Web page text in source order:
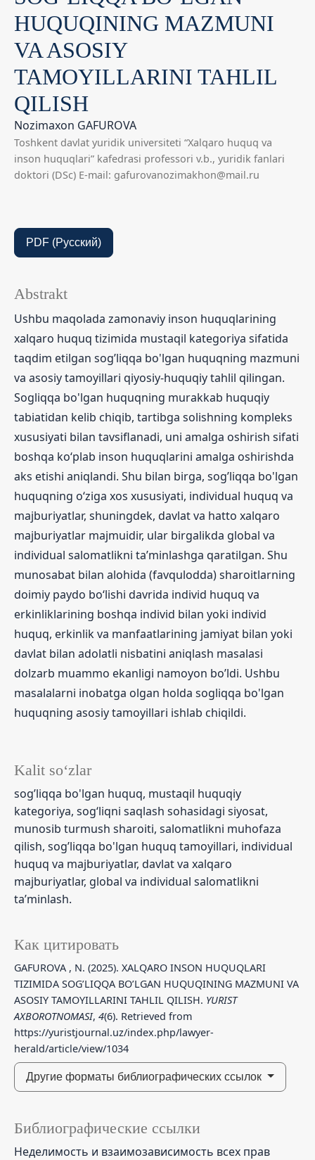
HUQUQINING MAZMUNI
VA ASOSIY
TAMOYILLARINI TAHLIL
QILISH
Nozimaxon GAFUROVA
Toshkent davlat yuridik universiteti “Xalqaro huquq va
inson huquqlari” kafedrasi professori v.b., yuridik fanlari
doktori (DSc) E-mail: gafurovanozimakhon@mail.ru
PDF (Русский)
Kalit so‘zlar
sog’liqqa bo'lgan huquq, mustaqil huquqiy
kategoriya, sog‘liqni saqlash sohasidagi siyosat,
munosib turmush sharoiti, salomatlikni muhofaza
qilish, sog’liqqa bo'lgan huquq tamoyillari, individual
huquq va majburiyatlar, davlat va xalqaro
majburiyatlar, global va individual salomatlikni
ta’minlash.
Как цитировать
GAFUROVA , N. (2025). XALQARO INSON HUQUQLARI
TIZIMIDA SOG’LIQQA BO’LGAN HUQUQINING MAZMUNI VA
ASOSIY TAMOYILLARINI TAHLIL QILISH. YURIST
AXBOROTNOMASI, 4(6). Retrieved from
https://yuristjournal.uz/index.php/lawyer-
herald/article/view/1034
Другие форматы библиографических ссылок
Abstrakt
Ushbu maqolada zamonaviy inson huquqlarining
xalqaro huquq tizimida mustaqil kategoriya sifatida
taqdim etilgan sog’liqqa bo'lgan huquqning mazmuni
va asosiy tamoyillari qiyosiy-huquqiy tahlil qilingan.
Sogliqqa bo'lgan huquqning murakkab huquqiy
tabiatidan kelib chiqib, tartibga solishning kompleks
xususiyati bilan tavsiflanadi, uni amalga oshirish sifati
boshqa ko‘plab inson huquqlarini amalga oshirishda
aks etishi aniqlandi. Shu bilan birga, sog’liqqa bo'lgan
huquqning o‘ziga xos xususiyati, individual huquq va
majburiyatlar, shuningdek, davlat va hatto xalqaro
majburiyatlar majmuidir, ular birgalikda global va
individual salomatlikni ta’minlashga qaratilgan. Shu
munosabat bilan alohida (favqulodda) sharoitlarning
doimiy paydo bo‘lishi davrida individ huquq va
erkinliklarining boshqa individ bilan yoki individ
huquq, erkinlik va manfaatlarining jamiyat bilan yoki
davlat bilan adolatli nisbatini aniqlash masalasi
dolzarb muammo ekanligi namoyon bo’ldi. Ushbu
masalalarni inobatga olgan holda sogliqqa bo'lgan
huquqning asosiy tamoyillari ishlab chiqildi.
Библиографические ссылки
Неделимость и взаимозависимость всех прав